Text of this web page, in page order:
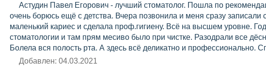
Астудин Павел Егорович - лучший стоматолог. Пошла по
очень борюсь ещё с детства. Вчера позвонила и меня сразу записали
маленький кариес и сделала проф.гигиену. Всё на высшем уровне.
стоматологии и там прям месиво было при чистке. Разодрали все
Болела вся полость рта. А здесь всё деликатно и профессионально.
Добавлен: 04.03.2021